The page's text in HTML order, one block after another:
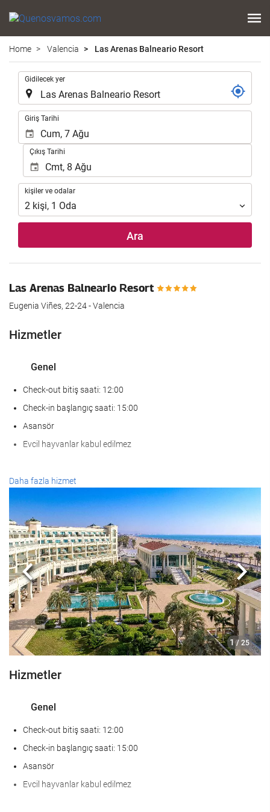
Home Valencia Las Arenas Balneario Resort
Gidilecek yer
Giriş Tarihi
Çıkış Tarihi
kişiler
ve
odalar
kişiler ve odalar
2 kişi, 1 Oda
Ara
Las Arenas Balneario Resort
Eugenia Viñes, 22-24 - Valencia
Hizmetler
Genel
Check-out bitiş saati: 12:00
Check-in başlangıç saati: 15:00
Asansör
Evcil hayvanlar kabul edilmez
SaÄlÄ±k
Spa
Türk hamamı/buhar banyosu
Sauna
Spor salonu
Yiyecek ve içecek
À la carte restoran
Bar
Tesis bünyesinde kafe
KarÅÄ±lama hizmetleri
Havuz
Çocuk havuzu
Daha fazla hizmet
1 / 25
Önceki
Hizmetler
Genel
Check-out bitiş saati: 12:00
Check-in başlangıç saati: 15:00
Asansör
Evcil hayvanlar kabul edilmez